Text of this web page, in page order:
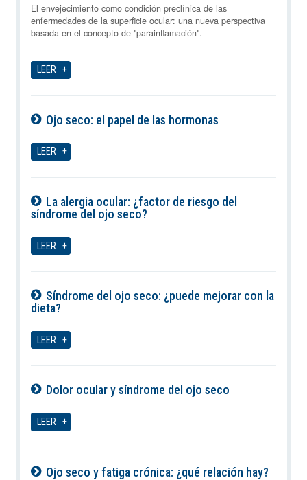
09-08-2026
El envejecimiento como condición preclínica de las
enfermedades de la superficie ocular: una nueva perspectiva
basada en el concepto de "parainflamación".
LEER
Ojo seco: el papel de las hormonas
LEER
La alergia ocular: ¿factor de riesgo del
síndrome del ojo seco?
LEER
Síndrome del ojo seco: ¿puede mejorar con la
dieta?
LEER
Dolor ocular y síndrome del ojo seco
LEER
Ojo seco y fatiga crónica: ¿qué relación hay?